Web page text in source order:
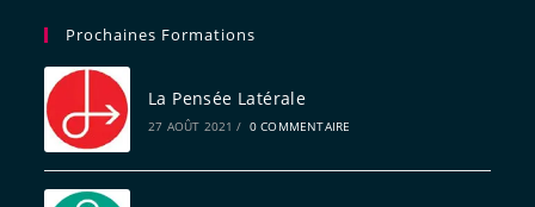
Prochaines Formations
La Pensée Latérale
27 AOÛT 2021 / 0 COMMENTAIRE